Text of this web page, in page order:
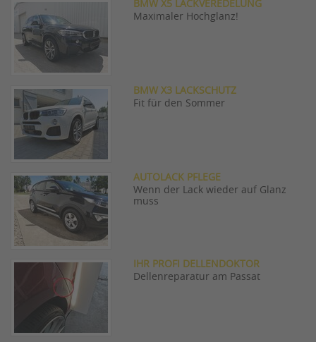
BMW X5 LACKVEREDELUNG
Maximaler Hochglanz!
BMW X3 LACKSCHUTZ
Fit für den Sommer
AUTOLACK PFLEGE
Wenn der Lack wieder auf Glanz
muss
IHR PROFI DELLENDOKTOR
Dellenreparatur am Passat